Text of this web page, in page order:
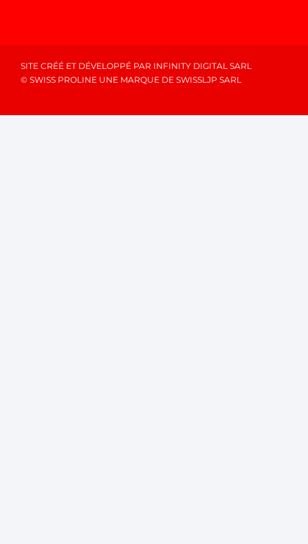
SITE CRÉÉ ET DÉVELOPPÉ PAR INFINITY DIGITAL SARL
© SWISS PROLINE UNE MARQUE DE SWISSLJP SARL